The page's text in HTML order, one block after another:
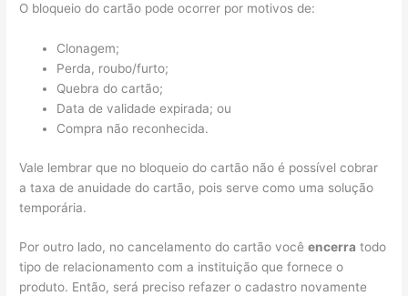
O bloqueio do cartão pode ocorrer por motivos de:
Clonagem;
Perda, roubo/furto;
Quebra do cartão;
Data de validade expirada; ou
Compra não reconhecida.
Vale lembrar que no bloqueio do cartão não é possível cobrar
a taxa de anuidade do cartão, pois serve como uma solução
temporária.
Por outro lado, no cancelamento do cartão vocêencerra todo
tipo de relacionamento com a instituição que fornece o
produto. Então, será preciso refazer o cadastro novamente